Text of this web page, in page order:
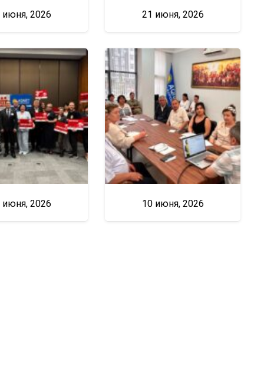
июня, 2026 21 июня, 2026
июня, 2026 10 июня, 2026